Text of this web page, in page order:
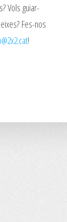
Vols guiar-
Fes-nos
!